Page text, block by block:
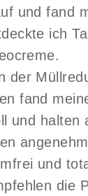
und fand
ich
der
fand
und halten
und
die